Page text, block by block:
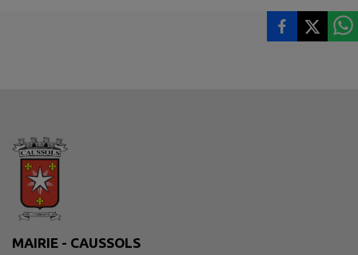
MAIRIE - CAUSSOLS